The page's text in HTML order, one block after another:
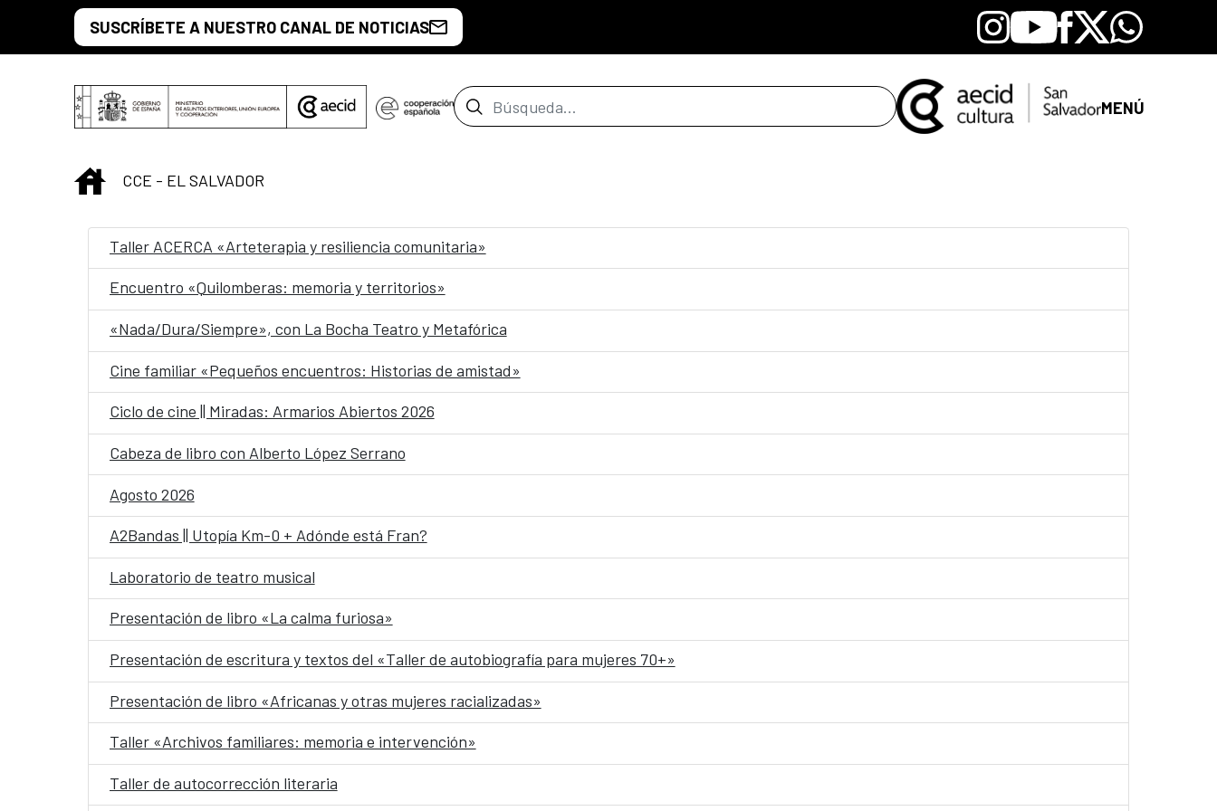
Saltar al contenido principal
SUSCRÍBETE A NUESTRO CANAL DE NOTICIAS Instagram
YoutubeFacebook
X Whatsapp
Barra de búsqueda MENÚ
INICIO
CCE - EL SALVADOR
Taller ACERCA «Arteterapia y resiliencia comunitaria»
Encuentro «Quilomberas: memoria y territorios»
«Nada/Dura/Siempre», con La Bocha Teatro y Metafórica
Cine familiar «Pequeños encuentros: Historias de amistad»
Ciclo de cine || Miradas: Armarios Abiertos 2026
Cabeza de libro con Alberto López Serrano
Agosto 2026
A2Bandas || Utopía Km-0 + Adónde está Fran?
Laboratorio de teatro musical
Presentación de libro «La calma furiosa»
Presentación de escritura y textos del «Taller de autobiografía para mujeres 70+»
Presentación de libro «Africanas y otras mujeres racializadas»
Taller «Archivos familiares: memoria e intervención»
Taller de autocorrección literaria